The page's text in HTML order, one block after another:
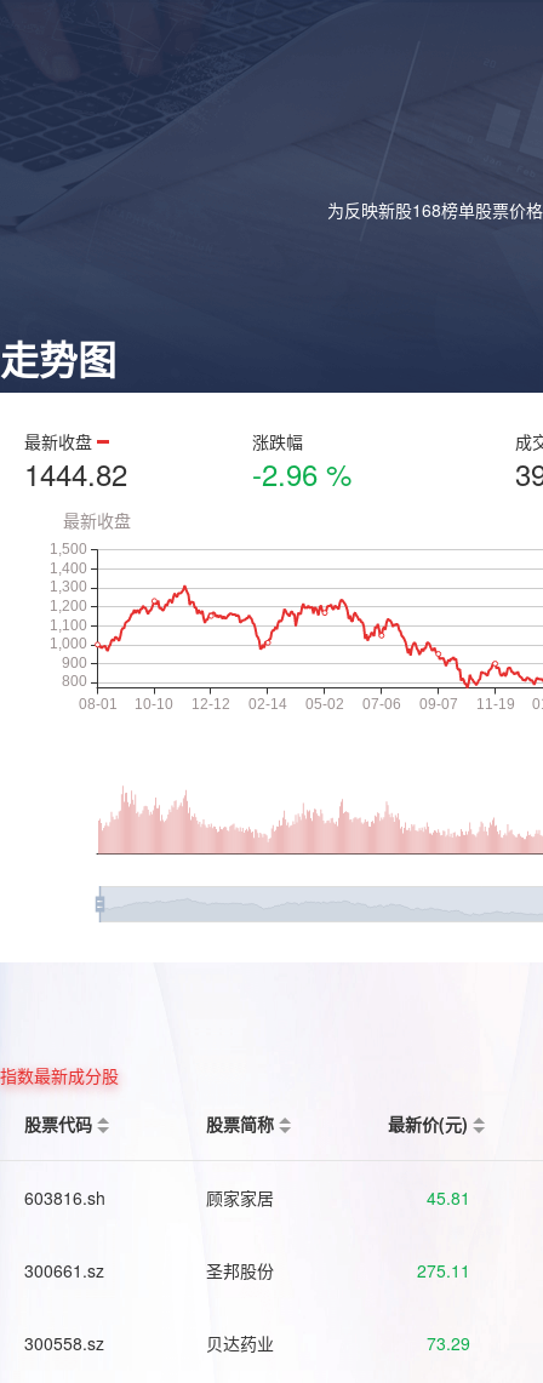
为反映新股168榜单股票价
走势图
最新收盘
1444.82
涨跌幅
-2.96 %
成
指数最新成分股
股票代码
股票简称 最新价(元)
603816.sh 顾家家居 45.81
300661.sz 圣邦股份 275.11
300558.sz 贝达药业 73.29